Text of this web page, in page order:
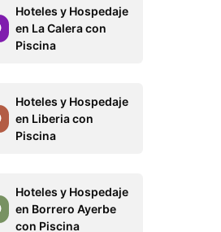
Hoteles y Hospedaje
en La Calera con
Piscina
Hoteles y Hospedaje
en Liberia con
Piscina
Hoteles y Hospedaje
en Borrero Ayerbe
con Piscina